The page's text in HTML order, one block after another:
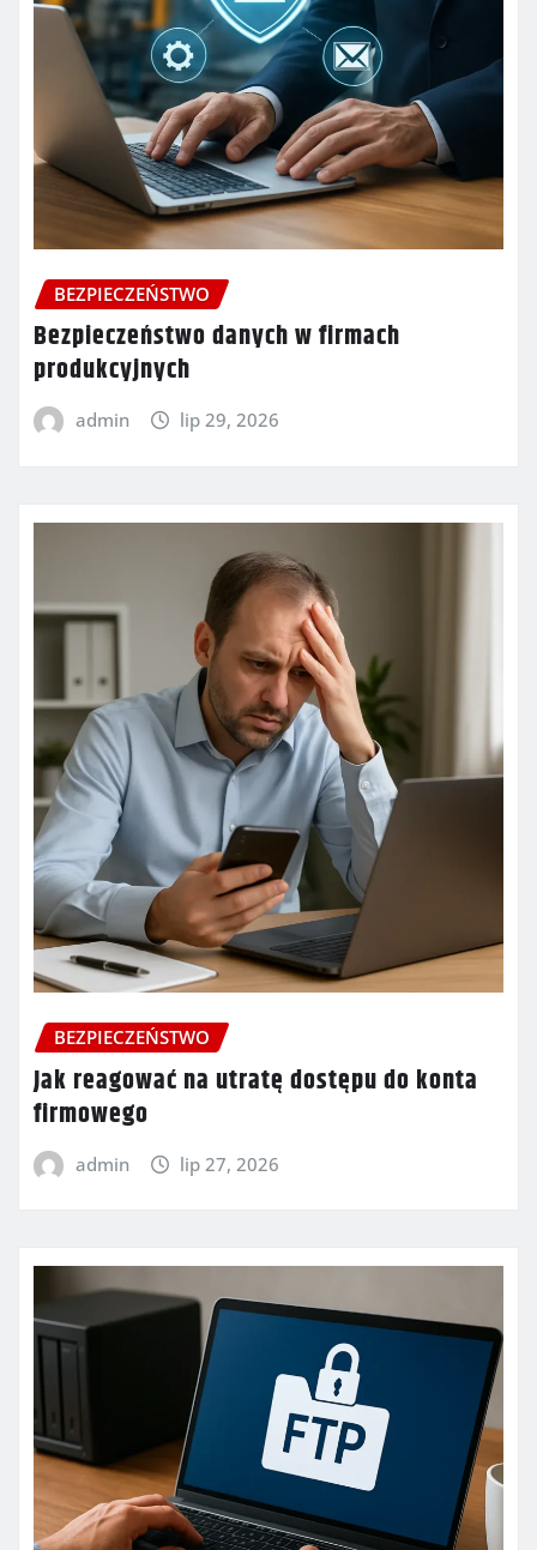
BEZPIECZEŃSTWO
Bezpieczeństwo danych w firmach
produkcyjnych
admin lip 29, 2026
BEZPIECZEŃSTWO
Jak reagować na utratę dostępu do konta
firmowego
admin lip 27, 2026